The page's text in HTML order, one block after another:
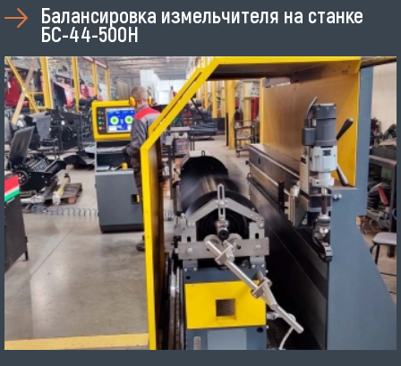
Балансировка измельчителя на станке
БС-44-500Н